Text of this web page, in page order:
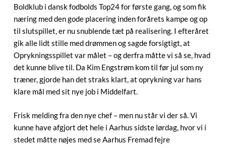
Boldklub i dansk fodbolds Top24 for første gang, og som fik
næring med den gode placering inden forårets kampe og op
til slutspillet, er nu snublende tæt på realisering. I efteråret
gik alle lidt stille med drømmen og sagde forsigtigt, at
Oprykningsspillet var målet – og derfra måtte vi så se, hvad
det kunne blive til. Da Kim Engstrøm kom til før jul som ny
træner, gjorde han det straks klart, at oprykning var hans
klare mål med sit nye job i Middelfart.
Frisk melding fra den nye chef – men nu står vi der så. Vi
kunne have afgjort det hele i Aarhus sidste lørdag, hvor vi i
stedet måtte nøjes med se Aarhus Fremad fejre